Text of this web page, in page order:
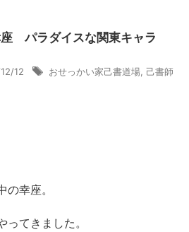
パラダイスな関東キャラ
12 おせっかい家己書道場 己書師
幸座。
てきました。